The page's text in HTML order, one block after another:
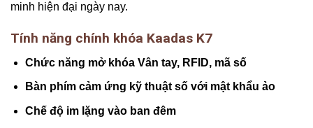
minh hiện đại ngày nay.
Tính năng chính khóa Kaadas K7
Chức năng mở khóa Vân tay, RFID, mã số
Bàn phím cảm ứng kỹ thuật số với mật khẩu ảo
Chế độ im lặng vào ban đêm